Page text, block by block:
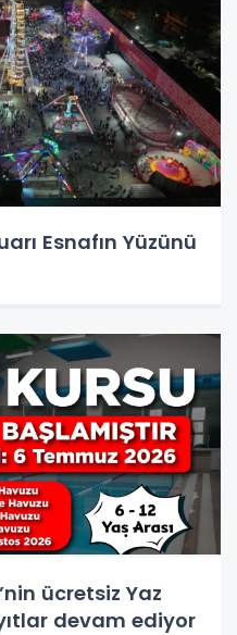
Esnafın Yüzünü
ücretsiz Yaz
devam ediyor